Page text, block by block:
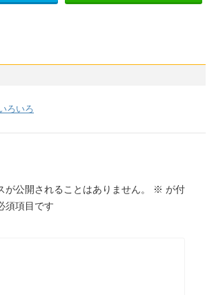
ろいろ
が公開されることはありません。 ※ が付
須項目です